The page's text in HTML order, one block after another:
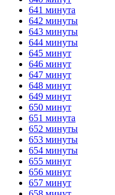
641 минута
642 минуты
643 минуты
644 минуты
645 минут
646 минут
647 минут
648 минут
649 минут
650 минут
651 минута
652 минуты
653 минуты
654 минуты
655 минут
656 минут
657 минут